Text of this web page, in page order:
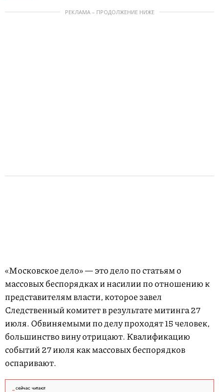
РЕКЛАМА – ПРОДОЛЖЕНИЕ НИЖЕ
«Московское дело» — это дело по статьям о
массовых беспорядках и насилии по отношению к
представителям власти, которое завел
Следственный комитет в результате митинга 27
июля. Обвиняемыми по делу проходят 15 человек,
большинство вину отрицают. Квалификацию
событий 27 июля как массовых беспорядков
оспаривают.
сейчас читают